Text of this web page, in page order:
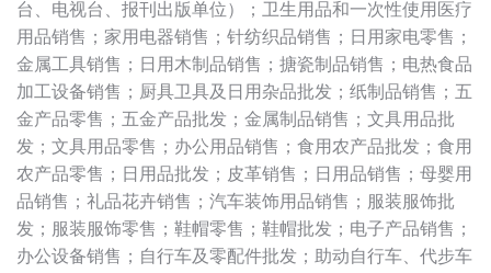
台、电视台、报刊出版单位）；卫生用品和一次性使用医疗
用品销售；家用电器销售；针纺织品销售；日用家电零售；
金属工具销售；日用木制品销售；搪瓷制品销售；电热食品
加工设备销售；厨具卫具及日用杂品批发；纸制品销售；五
金产品零售；五金产品批发；金属制品销售；文具用品批
发；文具用品零售；办公用品销售；食用农产品批发；食用
农产品零售；日用品批发；皮革销售；日用品销售；母婴用
品销售；礼品花卉销售；汽车装饰用品销售；服装服饰批
发；服装服饰零售；鞋帽零售；鞋帽批发；电子产品销售；
办公设备销售；自行车及零配件批发；助动自行车、代步车